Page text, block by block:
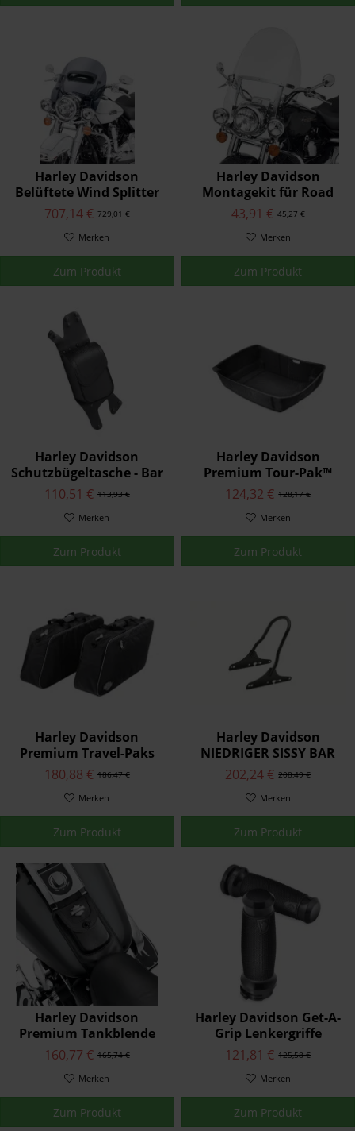
Harley Davidson
Belüftete Wind Splitter
Windschutzscheibe
57400176
729,01 €
707,14 €
Merken
Zum Produkt
Harley Davidson
Montagekit für Road
King Windschutzscheibe
58221-04
45,27 €
43,91 €
Merken
Zum Produkt
Harley Davidson
Schutzbügeltasche - Bar
& Shield Logo 93300062
113,93 €
110,51 €
Merken
Zum Produkt
Harley Davidson
Premium Tour-Pak™
Koffer-Passformeinsatz
53000323
128,17 €
124,32 €
Merken
Zum Produkt
Harley Davidson
Premium Travel-Paks
93300070
186,47 €
180,88 €
Merken
Zum Produkt
Harley Davidson
NIEDRIGER SISSY BAR
BÜGEL 52300403
208,49 €
202,24 €
Merken
Zum Produkt
Harley Davidson
Premium Tankblende
mit Tasche 91135-09
165,74 €
160,77 €
Merken
Zum Produkt
Harley Davidson Get-A-
Grip Lenkergriffe
56100036
125,58 €
121,81 €
Merken
Zum Produkt